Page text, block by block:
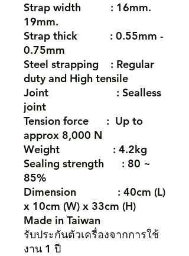
Strap width : 16mm.
19mm.
Strap thick : 0.55mm -
0.75mm
Steel strapping : Regular
duty and High tensile
Joint : Sealless
joint
Tension force : Up to
approx 8,000 N
Weight : 4.2kg
Sealing strength : 80 ~
85%
Dimension : 40cm (L)
x 10cm (W) x 33cm (H)
Made in Taiwan
รับประกันตัวเครื่องจากการใช้
งาน 1 ปี